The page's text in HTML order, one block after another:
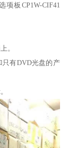
项板CP1W-CIF41
。
只有DVD光盘的产